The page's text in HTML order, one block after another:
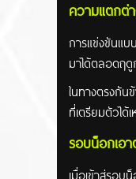
ความแตกต่า
การแข่งขันแ
มาได้ตลอดฤดู
ในทางตรงกั
ที่เตรียมตัวได้
รอบน็อกเอ
เมื่อเข้าสู่รอ